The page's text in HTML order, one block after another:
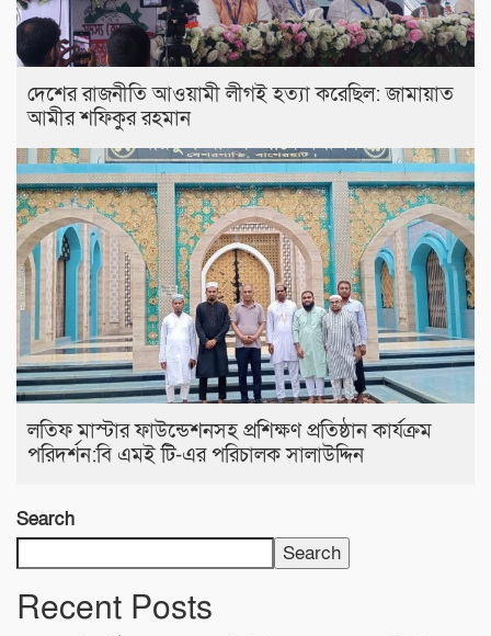
দেশের রাজনীতি আওয়ামী লীগই হত্যা করেছিল: জামায়াত
আমীর শফিকুর রহমান
লতিফ মাস্টার ফাউন্ডেশনসহ প্রশিক্ষণ প্রতিষ্ঠান কার্যক্রম
পরিদর্শন:বি এমই টি-এর পরিচালক সালাউদ্দিন
Search
Search
Recent Posts